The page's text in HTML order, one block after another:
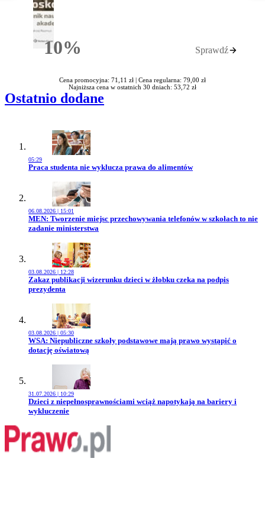
10%Rabatu Sprawdź
Cena promocyjna: 71,11 zł | Cena regularna: 79,00 zł
Najniższa cena w ostatnich 30 dniach: 53,72 zł
Ostatnio dodane
05:29
Przejdź do artykułu:
Praca studenta nie wyklucza prawa do alimentów
06.08.2026 | 15:01
Przejdź do artykułu:
MEN: Tworzenie miejsc przechowywania telefonów w szkołach to nie
zadanie ministerstwa
03.08.2026 | 12:28
Przejdź do artykułu:
Zakaz publikacji wizerunku dzieci w żłobku czeka na podpis
prezydenta
03.08.2026 | 05:30
Przejdź do artykułu:
WSA: Niepubliczne szkoły podstawowe mają prawo wystąpić o
dotację oświatową
31.07.2026 | 10:29
Przejdź do artykułu:
Dzieci z niepełnosprawnościami wciąż napotykają na bariery i
wykluczenie